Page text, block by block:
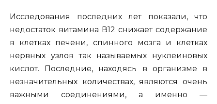
Исследования последних лет показали, что
недостаток ви­тамина В12 снижает содержание
в клетках печени, спинного мозга и клетках
нервных узлов так называемых нуклеиновых
кислот. Последние, находясь в организме в
незначительных количествах, являются очень
важными соединениями, а именно —